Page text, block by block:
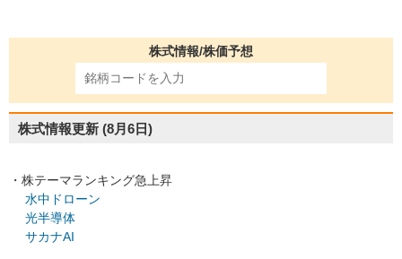
株式情報/株価予想
株式情報更新 (8月6日)
・株テーマランキング急上昇
水中ドローン
光半導体
サカナAI